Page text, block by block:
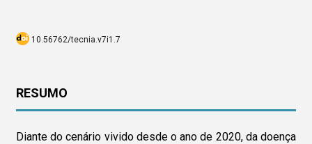
10.56762/tecnia.v7i1.7
RESUMO
Diante do cenário vivido desde o ano de 2020, da doença